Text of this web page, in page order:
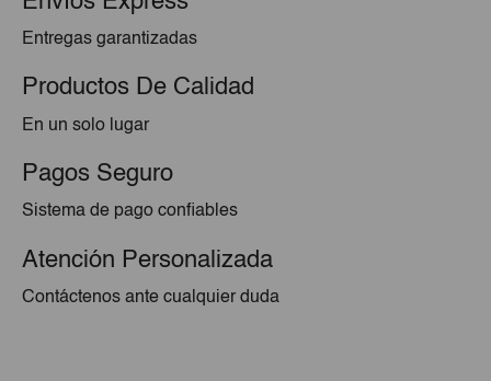
Entregas garantizadas
Productos De Calidad
En un solo lugar
Pagos Seguro
Sistema de pago confiables
Atención Personalizada
Contáctenos ante cualquier duda